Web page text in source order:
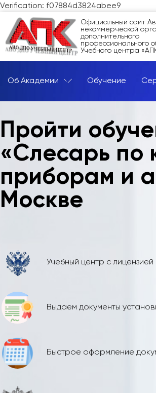
Verification: f07884d3824abee9
Официальный сайт
некоммерческой
дополнительного
профессионального
Учебного центра
Об Академии Обучение
Пройти
«Слесарь по
приборам и
Москве
Учебный центр с
Выдаем документы
Быстрое оформление